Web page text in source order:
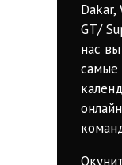
Dakar,
GT/
нас
самые